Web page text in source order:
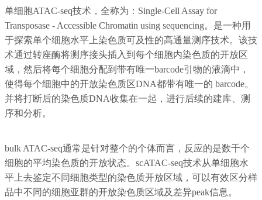
单细胞ATAC-seq技术，全称为：Single-Cell Assay for
Transposase - Accessible Chromatin using sequencing。是一种用
于探索单个细胞水平上染色质可及性的高通量测序技术。该技
术通过转座酶将测序接头插入到每个细胞内染色质的开放区
域，然后将每个细胞分配到带有唯一barcode引物的液滴中，
使得每个细胞中的开放染色质区DNA都带有唯一的 barcode。
并将打断后的染色质DNA收集在一起，进行后续的建库、测
序和分析。
bulk ATAC-seq通常是针对整个的个体而言，反应的是数千个
细胞的平均染色质的开放状态。scATAC-seq技术从单细胞水
平上去鉴定不同细胞类型的染色质开放区域，可以有效区分样
品中不同的细胞亚群的开放染色质区域及差异peak信息。